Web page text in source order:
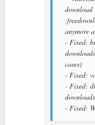
download
anymore
- Fixed:
cases)
- Fixed:
- Fixed:
- Fixed: